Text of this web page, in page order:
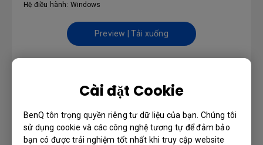
Cài đặt Cookie
BenQ tôn trọng quyền riêng tư dữ liệu của bạn. Chúng tôi
sử dụng cookie và các công nghệ tương tự để đảm bảo
bạn có được trải nghiệm tốt nhất khi truy cập website
Hệ điều hành: Windows
Preview | Tải xuống
HƯỚNG DẪN SỬ DỤNG
AMS User Manual